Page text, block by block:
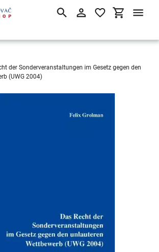
SuchenEinloggen
der Sonderveranstaltungen im Gesetz gegen den
(UWG 2004)